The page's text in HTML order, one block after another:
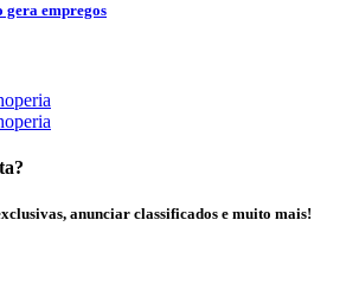
gera empregos
anunciar classificados e muito mais!